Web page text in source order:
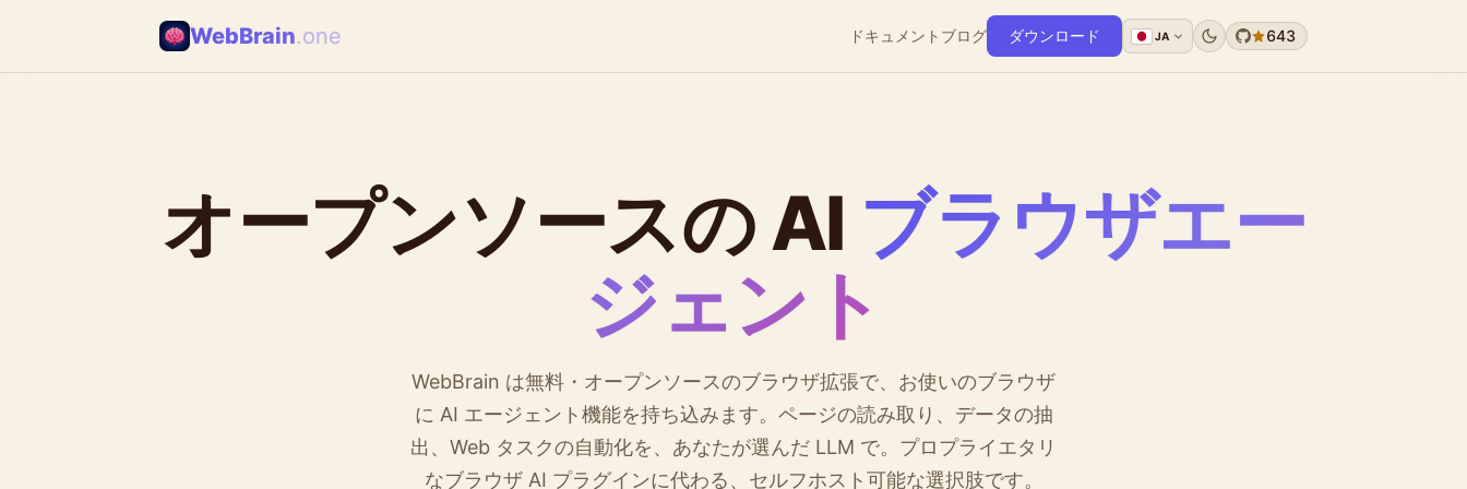
WebBrain.one ドキュメント ブログ ダウンロード JA 643
オープンソースの AI ブラウザエー
ジェント
WebBrain は無料・オープンソースのブラウザ拡張で、お使いのブラウザ
に AI エージェント機能を持ち込みます。ページの読み取り、データの抽
出、Web タスクの自動化を、あなたが選んだ LLM で。プロプライエタリ
なブラウザ AI プラグインに代わる、セルフホスト可能な選択肢です。